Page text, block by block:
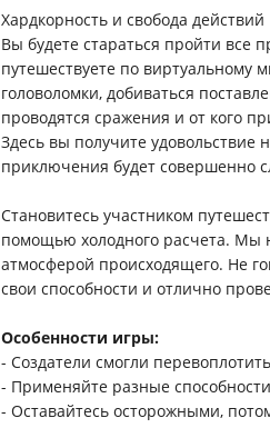
Хардкорность и свобода действий
Вы будете стараться пройти все
путешествуете по
головоломки, добиваться
проводятся сражения и от кого
Здесь вы получите
приключения будет совершенно
Становитесь участником
помощью холодного расчета. Мы
атмосферой происходящего. Не
свои способности и отлично
Особенности игры:
- Создатели смогли
- Применяйте разные
- Оставайтесь осторожными,